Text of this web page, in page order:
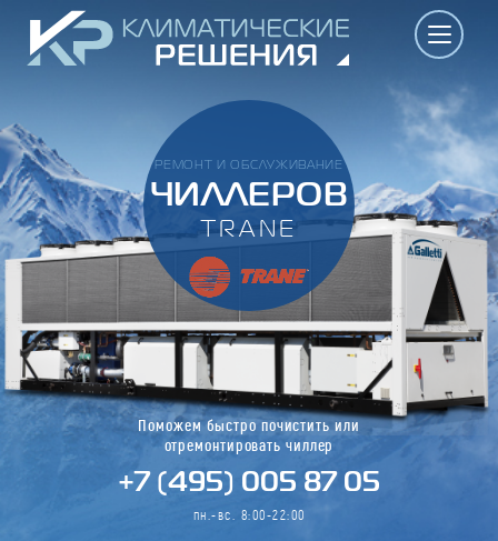
РЕМОНТ И ОБСЛУЖИВАНИЕ
ЧИЛЛЕРОВ
TRANE
Поможем быстро почистить или
отремонтировать чиллер
+7 (495) 005 87 05
пн.-вс. 8:00-22:00